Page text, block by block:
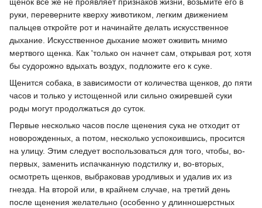
щенок все же не проявляет признаков жизни, возьмите его в
руки, переверните кверху животиком, легким движением
пальцев откройте рот и начинайте делать искусственное
дыхание. Искусственное дыхание может оживить мнимо
мертвого щенка. Как 'только он начнет сам, открывая рот, хотя
бы судорожно вдыхать воздух, подложите его к суке.
Щенится собака, в зависимости от количества щенков, до пяти
часов и только у истощенной или сильно ожиревшей суки
роды могут продолжаться до суток.
Первые несколько часов после щенения сука не отходит от
новорожденных, а потом, несколько успокоившись, просится
на улицу. Этим следует воспользоваться для того, чтобы, во-
первых, заменить испачканную подстилку и, во-вторых,
осмотреть щенков, выбраковав уродливых и удалив их из
гнезда. На второй или, в крайнем случае, на третий день
после щенения желательно (особенно у длинношерстных